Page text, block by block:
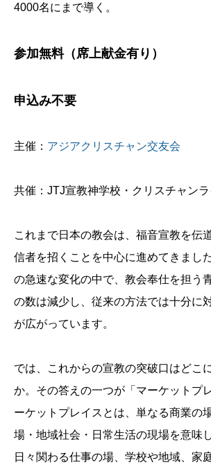
4000名にまで導く。
参加無料（席上献金有り）
申込み不要
主催： アジアクリスチャン交友会
共催：JTJ宣教神学校・クリスチャン
これまで日本の教会は、福音宣教を伝
信者を招くことを中心に進めてきまし
の急速な変化の中で、教会奉仕を担う
の数は減少し、従来の方法では十分に
が広がっています。
では、これからの宣教の突破口はどこ
か。その答えの一つが「マーケットプ
ーケットプレイスとは、単なる商業の
場・地域社会・日常生活の現場を意味
日々関わる仕事の場、学校や地域、家